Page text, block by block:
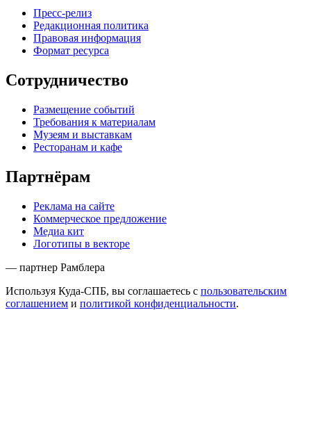
Пресс-релиз
Редакционная политика
Правовая информация
Формат ресурса
Сотрудничество
Размещение событий
Требования к материалам
Музеям и выставкам
Ресторанам и кафе
Партнёрам
Реклама на сайте
Коммерческое предложение
Медиа кит
Логотипы в векторе
— партнер Рамблера
Используя Куда-СПБ, вы соглашаетесь с пользовательским
соглашением и политикой конфиденциальности.